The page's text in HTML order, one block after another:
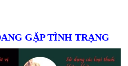
GẶP TÌNH TRẠNG